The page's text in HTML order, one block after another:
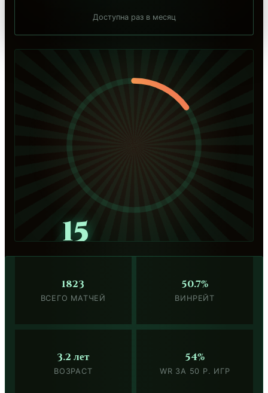
Доступна раз в месяц
15
1823
ВСЕГО МАТЧЕЙ
50.7%
ВИНРЕЙТ
3.2 лет
ВОЗРАСТ
54%
WR ЗА 50 Р. ИГР